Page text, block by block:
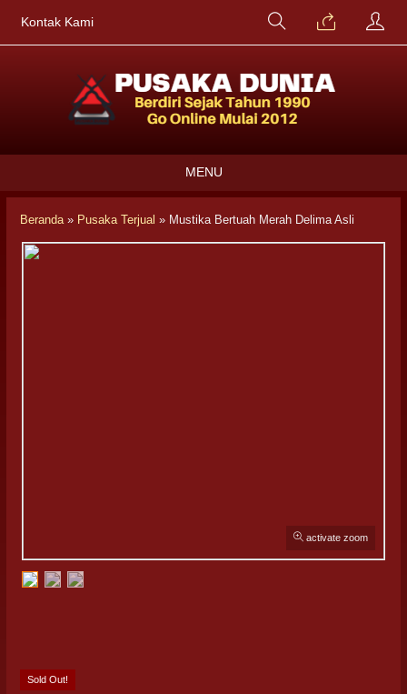
Kontak Kami
MENU
Beranda» Pusaka Terjual » Mustika Bertuah Merah Delima Asli
activate zoom
Sold Out!